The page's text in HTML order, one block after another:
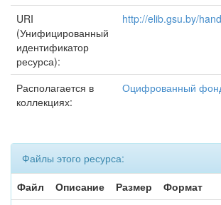
URI
(Унифицированный
идентификатор
ресурса):
http://elib.gsu.by/
Располагается в
коллекциях:
Оцифрованный
Файлы этого ресурса:
Файл
Описание Размер
Формат